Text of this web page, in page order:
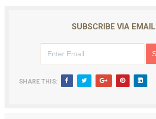
SUBSCRIBE VIA EMAIL
SHARE THIS: